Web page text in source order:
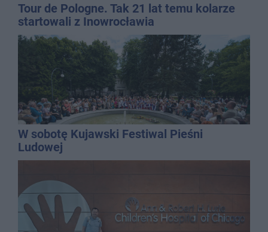
Tour de Pologne. Tak 21 lat temu kolarze
startowali z Inowrocławia
W sobotę Kujawski Festiwal Pieśni
Ludowej